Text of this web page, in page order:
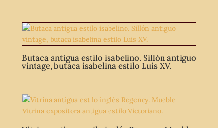
Butaca antigua estilo isabelino. Sillón antiguo
vintage, butaca isabelina estilo Luis XV.